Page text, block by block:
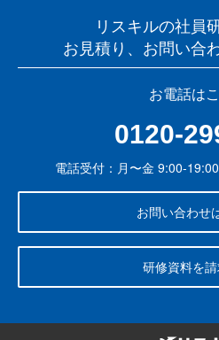
リスキルの社員
お見積り、お問い合
お電話は
0120-
電話受付：月〜金 9:00-
お問い合わせ
研修資料を